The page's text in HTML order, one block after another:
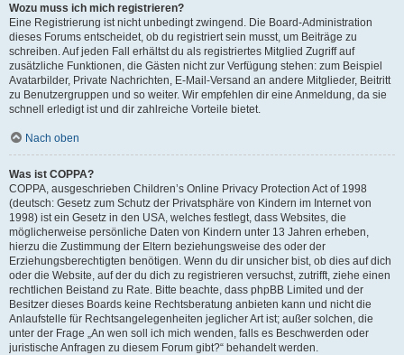
Wozu muss ich mich registrieren?
Eine Registrierung ist nicht unbedingt zwingend. Die Board-Administration
dieses Forums entscheidet, ob du registriert sein musst, um Beiträge zu
schreiben. Auf jeden Fall erhältst du als registriertes Mitglied Zugriff auf
zusätzliche Funktionen, die Gästen nicht zur Verfügung stehen: zum Beispiel
Avatarbilder, Private Nachrichten, E-Mail-Versand an andere Mitglieder, Beitritt
zu Benutzergruppen und so weiter. Wir empfehlen dir eine Anmeldung, da sie
schnell erledigt ist und dir zahlreiche Vorteile bietet.
Nach oben
Was ist COPPA?
COPPA, ausgeschrieben Children’s Online Privacy Protection Act of 1998
(deutsch: Gesetz zum Schutz der Privatsphäre von Kindern im Internet von
1998) ist ein Gesetz in den USA, welches festlegt, dass Websites, die
möglicherweise persönliche Daten von Kindern unter 13 Jahren erheben,
hierzu die Zustimmung der Eltern beziehungsweise des oder der
Erziehungsberechtigten benötigen. Wenn du dir unsicher bist, ob dies auf dich
oder die Website, auf der du dich zu registrieren versuchst, zutrifft, ziehe einen
rechtlichen Beistand zu Rate. Bitte beachte, dass phpBB Limited und der
Besitzer dieses Boards keine Rechtsberatung anbieten kann und nicht die
Anlaufstelle für Rechtsangelegenheiten jeglicher Art ist; außer solchen, die
unter der Frage „An wen soll ich mich wenden, falls es Beschwerden oder
juristische Anfragen zu diesem Forum gibt?“ behandelt werden.